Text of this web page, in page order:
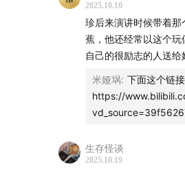
利基的三位天使，从左
珍·古道尔和研究红毛大
2025.10.10
珍后来演讲时候带着
蕉，他还经常以这个
自己的很励志的人送给
米娅埚: 下面这个链
https://
生存怪谈
2025.10.19